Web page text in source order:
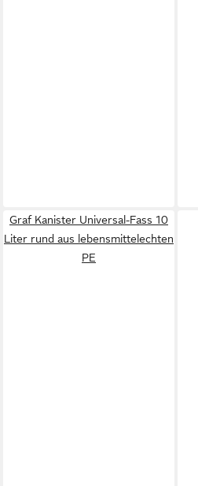
Graf Kanister Universal-Fass 10
Liter rund aus lebensmittelechten
PE